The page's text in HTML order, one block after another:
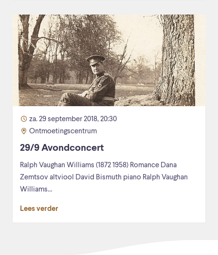
za. 29 september 2018, 20:30
Ontmoetingscentrum
29/9 Avondconcert
Ralph Vaughan Williams (1872 1958) Romance Dana
Zemtsov altviool David Bismuth piano Ralph Vaughan
Williams…
Lees verder